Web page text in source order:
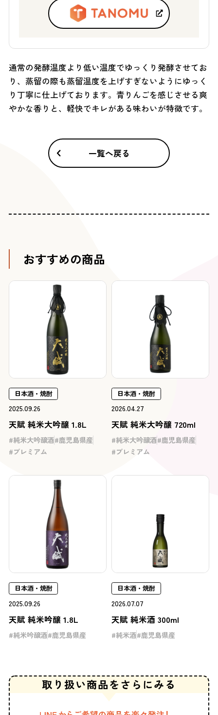
通常の発酵温度より低い温度でゆっくり発酵させてお
り、蒸留の際も蒸留温度を上げすぎないようにゆっく
り丁寧に仕上げております。青りんごを感じさせる爽
やかな香りと、軽快でキレがある味わいが特徴です。
一覧へ戻る
おすすめの商品
日本酒・焼酎
2025.09.26
天賦 純米大吟醸 1.8L
純米大吟醸酒 鹿児島県産
プレミアム
日本酒・焼酎
2026.04.27
天賦 純米大吟醸 720ml
純米大吟醸酒 鹿児島県産
プレミアム
日本酒・焼酎
2025.09.26
天賦 純米吟醸 1.8L
純米吟醸酒 鹿児島県産
日本酒・焼酎
2026.07.07
天賦 純米酒 300ml
純米酒 鹿児島県産
取り扱い商品をさらにみる